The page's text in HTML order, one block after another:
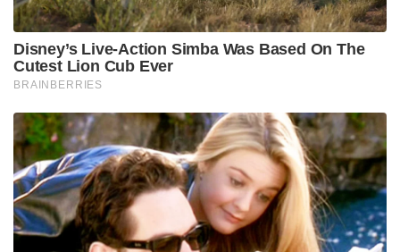
Disney’s Live-Action Simba Was Based On The
Cutest Lion Cub Ever
BRAINBERRIES